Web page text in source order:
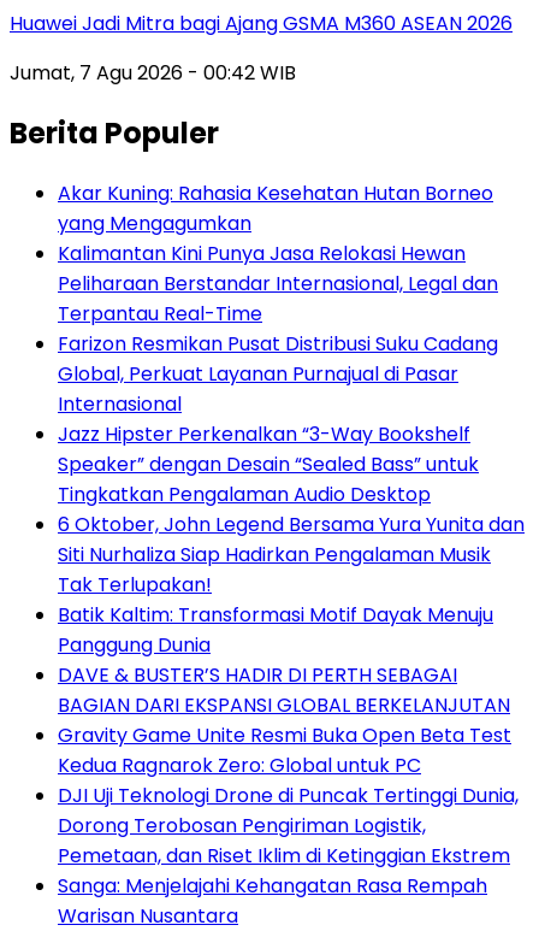
Huawei Jadi Mitra bagi Ajang GSMA M360 ASEAN 2026
Jumat, 7 Agu 2026 - 00:42 WIB
Berita Populer
Akar Kuning: Rahasia Kesehatan Hutan Borneo
yang Mengagumkan
Kalimantan Kini Punya Jasa Relokasi Hewan
Peliharaan Berstandar Internasional, Legal dan
Terpantau Real-Time
Farizon Resmikan Pusat Distribusi Suku Cadang
Global, Perkuat Layanan Purnajual di Pasar
Internasional
Jazz Hipster Perkenalkan “3-Way Bookshelf
Speaker” dengan Desain “Sealed Bass” untuk
Tingkatkan Pengalaman Audio Desktop
6 Oktober, John Legend Bersama Yura Yunita dan
Siti Nurhaliza Siap Hadirkan Pengalaman Musik
Tak Terlupakan!
Batik Kaltim: Transformasi Motif Dayak Menuju
Panggung Dunia
DAVE & BUSTER’S HADIR DI PERTH SEBAGAI
BAGIAN DARI EKSPANSI GLOBAL BERKELANJUTAN
Gravity Game Unite Resmi Buka Open Beta Test
Kedua Ragnarok Zero: Global untuk PC
DJI Uji Teknologi Drone di Puncak Tertinggi Dunia,
Dorong Terobosan Pengiriman Logistik,
Pemetaan, dan Riset Iklim di Ketinggian Ekstrem
Sanga: Menjelajahi Kehangatan Rasa Rempah
Warisan Nusantara